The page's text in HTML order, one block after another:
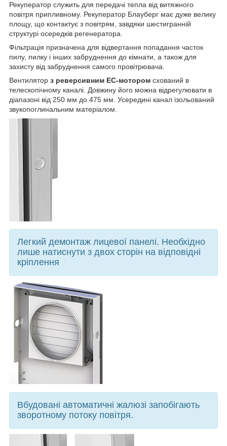
Рекуператор служить для передачі тепла від витяжного
повітря припливному. Рекуператор Блауберг має дуже велику
площу, що контактує з повітрям, завдяки шестигранній
структурі осередків регенератора.
Фільтрація призначена для відвертання попадання часток
пилу, пилку і інших забруднення до кімнати, а також для
захисту від забруднення самого провітрювача.
Вентилятор з реверсивним ЕС-мотором схований в
телескопічному каналі. Довжину його можна відрегулювати в
діапазоні від 250 мм до 475 мм. Усередині канал ізольований
звукопоглинальним матеріалом.
Легкий демонтаж лицевої панелі. Необхідно
лише натиснути з двох сторін на відповідні
кріплення
Вбудовані автоматичні жалюзі запобігають
зворотному потоку повітря.